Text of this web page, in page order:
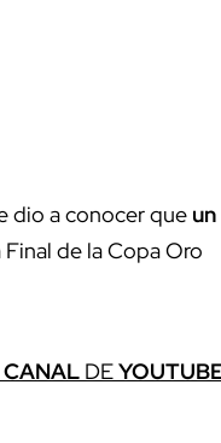
dio a conocer que un
Final de la Copa Oro
CANAL DE